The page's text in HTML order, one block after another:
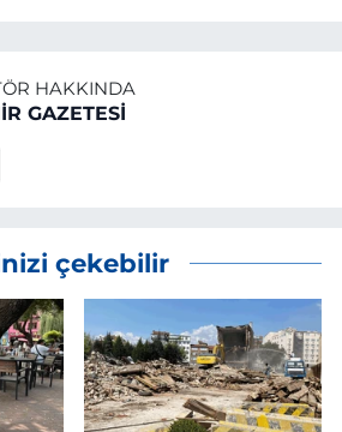
HAKKINDA
GAZETESİ
çekebilir